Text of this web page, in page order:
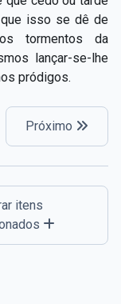
▸
espíritas
que isso se dê de
tormentos da
lançar-se-lhe
pródigos.
Próximo
itens